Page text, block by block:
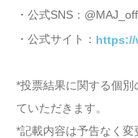
・公式SNS：
・公式サイト： https://
*投票結果に関する個
ていただきます。
*記載内容は予告なく